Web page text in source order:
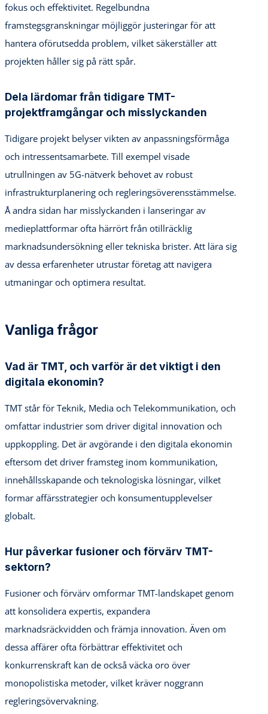
fokus och effektivitet. Regelbundna
framstegsgranskningar möjliggör justeringar för att
hantera oförutsedda problem, vilket säkerställer att
projekten håller sig på rätt spår.
Dela lärdomar från tidigare TMT-
projektframgångar och misslyckanden
Tidigare projekt belyser vikten av anpassningsförmåga
och intressentsamarbete. Till exempel visade
utrullningen av 5G-nätverk behovet av robust
infrastrukturplanering och regleringsöverensstämmelse.
Å andra sidan har misslyckanden i lanseringar av
medieplattformar ofta härrört från otillräcklig
marknadsundersökning eller tekniska brister. Att lära sig
av dessa erfarenheter utrustar företag att navigera
utmaningar och optimera resultat.
Vanliga frågor
Vad är TMT, och varför är det viktigt i den
digitala ekonomin?
TMT står för Teknik, Media och Telekommunikation, och
omfattar industrier som driver digital innovation och
uppkoppling. Det är avgörande i den digitala ekonomin
eftersom det driver framsteg inom kommunikation,
innehållsskapande och teknologiska lösningar, vilket
formar affärsstrategier och konsumentupplevelser
globalt.
Hur påverkar fusioner och förvärv TMT-
sektorn?
Fusioner och förvärv omformar TMT-landskapet genom
att konsolidera expertis, expandera
marknadsräckvidden och främja innovation. Även om
dessa affärer ofta förbättrar effektivitet och
konkurrenskraft kan de också väcka oro över
monopolistiska metoder, vilket kräver noggrann
regleringsövervakning.